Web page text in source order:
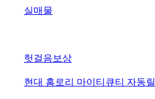
실매물
헛걸음보상
현대 홈로리 마이티큐티 자동릴